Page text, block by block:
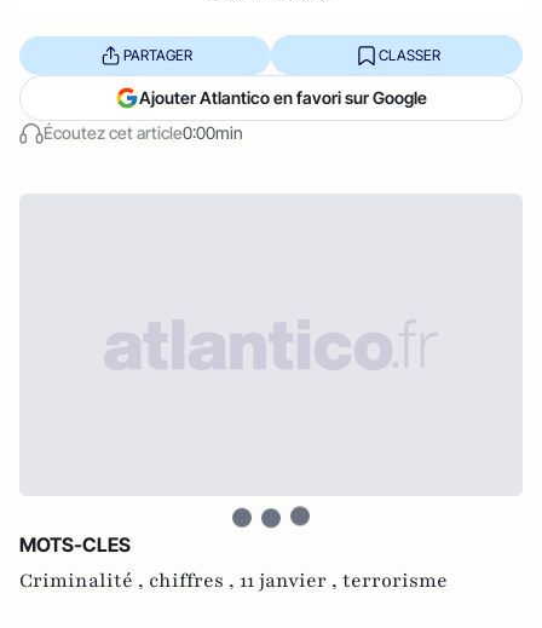
Écoutez cet article0:00min
PARTAGER CLASSER
Ajouter Atlantico en favori sur Google
MOTS-CLES
Criminalité , chiffres , 11 janvier , terrorisme